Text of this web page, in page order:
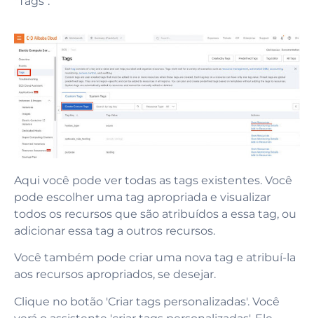
Aqui você pode ver todas as tags existentes. Você
pode escolher uma tag apropriada e visualizar
todos os recursos que são atribuídos a essa tag, ou
adicionar essa tag a outros recursos.
Você também pode criar uma nova tag e atribuí-la
aos recursos apropriados, se desejar.
Clique no botão 'Criar tags personalizadas'. Você